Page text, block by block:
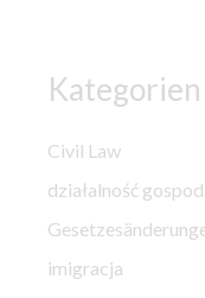
Kategorien
Civil Law
działalność
imigracja